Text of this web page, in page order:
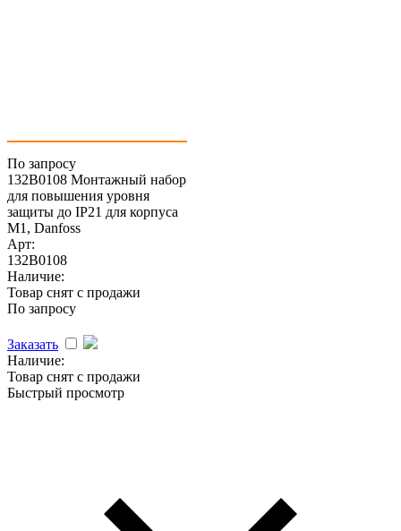
По запросу
132B0108 Монтажный набор
для повышения уровня
защиты до IP21 для корпуса
M1, Danfoss
Арт:
132B0108
Наличие:
Товар снят с продажи
По запросу
Заказать
Наличие:
Товар снят с продажи
Быстрый просмотр